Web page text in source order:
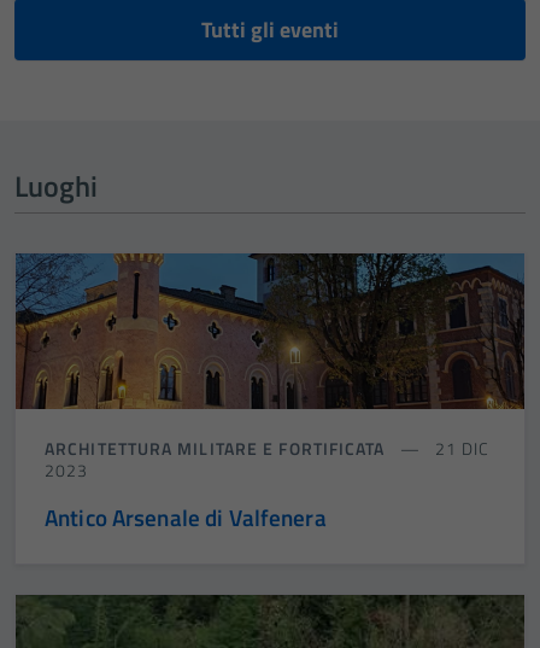
Tutti gli eventi
Luoghi
ARCHITETTURA MILITARE E FORTIFICATA
21 DIC
2023
Antico Arsenale di Valfenera